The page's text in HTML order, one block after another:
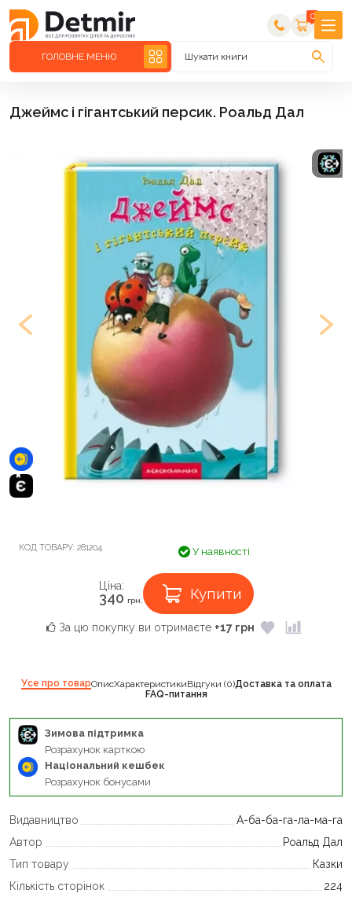
0
ГОЛОВНЕ МЕНЮ Шукати книги
Джеймс і гігантський персик. Роальд Дал
КОД ТОВАРУ: 281204 У наявності
Ціна:
340 грн. Купити
За цю покупку ви отримаєте +17 грн
Усе про товарОписХарактеристикиВідгуки (0)Доставка та оплата
FAQ-питання
Зимова підтримка
Розрахунок карткою
Національний кешбек
Розрахунок бонусами
Видавництво
А-ба-ба-га-ла-ма-га
Автор
Роальд Дал
Тип товару
Казки
Кількість сторінок
224